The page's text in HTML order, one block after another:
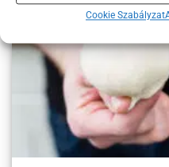
Cookie Szabályzat